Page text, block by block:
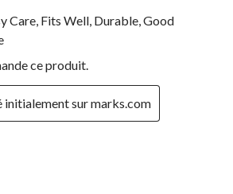
Care, Fits Well, Durable, Good
ce produit.
initialement sur marks.com